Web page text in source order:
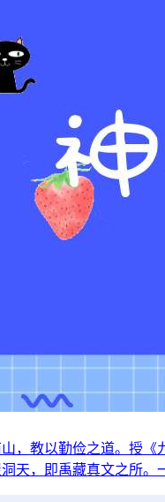
，教以勤俭之道。授
天，即禹藏真文之所。